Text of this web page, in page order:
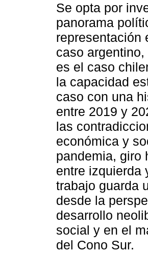
Se opta por
panorama
representación
caso
es el caso
la capacidad
caso con una
entre 2019 y
las
económica y
pandemia, giro
entre izquierda
trabajo guarda
desde la
desarrollo
social y en el
del Cono Sur.